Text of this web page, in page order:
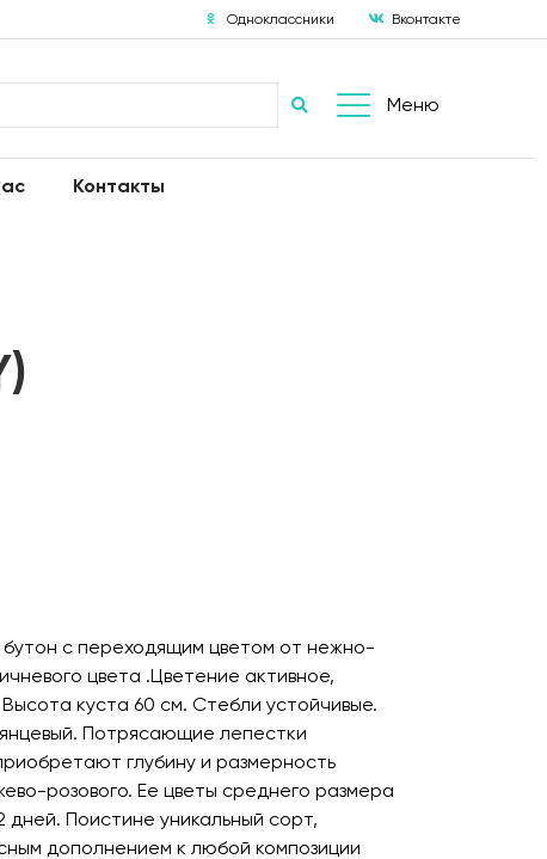
Одноклассники Вконтакте
Меню
Контакты
с переходящим цветом от нежно-
цвета .Цветение активное,
куста 60 см. Стебли устойчивые.
Потрясающие лепестки
глубину и размерность
розового. Ее цветы среднего размера
дней. Поистине уникальный сорт,
дополнением к любой композиции